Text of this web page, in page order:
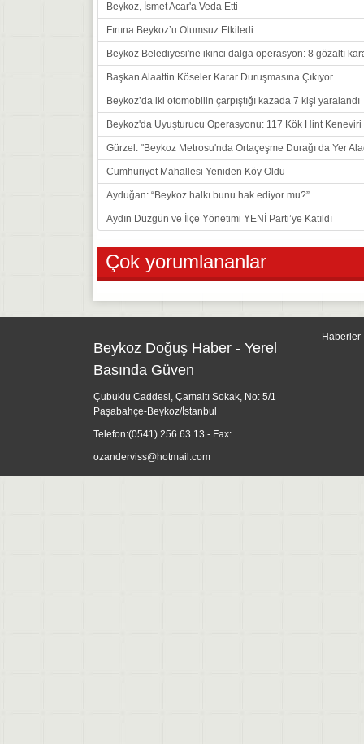
Beykoz, İsmet Acar'a Veda Etti
Fırtına Beykoz’u Olumsuz Etkiledi
Beykoz Belediyesi'ne ikinci dalga operasyon: 8 gözaltı
Başkan Alaattin Köseler Karar Duruşmasına Çıkıyor
Beykoz’da iki otomobilin çarpıştığı kazada 7 kişi yaralandı
Beykoz'da Uyuşturucu Operasyonu: 117 Kök Hint
Gürzel: "Beykoz Metrosu'nda Ortaçeşme Durağı da Yer
Cumhuriyet Mahallesi Yeniden Köy Oldu
Ayduğan: “Beykoz halkı bunu hak ediyor mu?”
Aydın Düzgün ve İlçe Yönetimi YENİ Parti’ye Katıldı
Çok yorumlananlar
Beykoz Doğuş Haber - Yerel
Basında Güven
Çubuklu Caddesi, Çamaltı Sokak, No: 5/1
Paşabahçe-Beykoz/İstanbul
Telefon:(0541) 256 63 13 - Fax:
ozanderviss@hotmail.com
Haberler